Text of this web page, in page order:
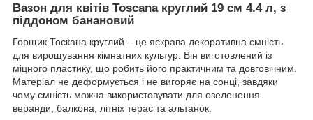
Вазон для квітів Toscana круглий 19 см 4.4 л, з
піддоном банановий
Горщик Тоскана круглий – це яскрава декоративна ємність
для вирощування кімнатних культур. Він виготовлений із
міцного пластику, що робить його практичним та довговічним.
Матеріал не деформується і не вигоряє на сонці, завдяки
чому ємність можна використовувати для озеленення
веранди, балкона, літніх терас та альтанок.